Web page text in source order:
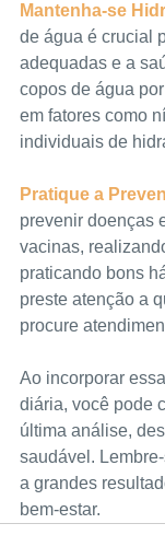
Mantenha-se
de água é crucial
adequadas e a
copos de água
em fatores como
individuais de
Pratique a
prevenir doenças
vacinas,
praticando bons
preste atenção a
procure
Ao incorporar
diária, você pode
última análise,
saudável.
a grandes
bem-estar.